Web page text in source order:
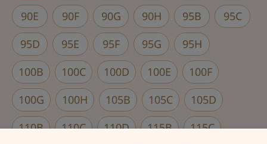
90E
90F 90G 90H 95B
95C
95D
95E 95F 95G
95H
100B
100C 100D 100E
100F
100G
100H 105B 105C
105D
110B
110C 110D 115B
115C